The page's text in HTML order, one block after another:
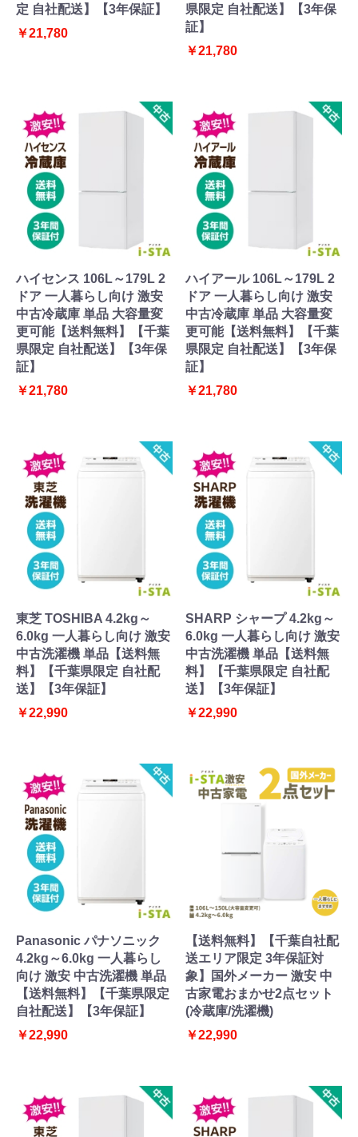
定 自社配送】【3年保証】
￥21,780
県限定 自社配送】【3年保
証】
￥21,780
ハイセンス 106L～179L 2
ドア 一人暮らし向け 激安
中古冷蔵庫 単品 大容量変
更可能【送料無料】【千葉
県限定 自社配送】【3年保
証】
￥21,780
ハイアール 106L～179L 2
ドア 一人暮らし向け 激安
中古冷蔵庫 単品 大容量変
更可能【送料無料】【千葉
県限定 自社配送】【3年保
証】
￥21,780
東芝 TOSHIBA 4.2kg～
6.0kg 一人暮らし向け 激安
中古洗濯機 単品【送料無
料】【千葉県限定 自社配
送】【3年保証】
￥22,990
SHARP シャープ 4.2kg～
6.0kg 一人暮らし向け 激安
中古洗濯機 単品【送料無
料】【千葉県限定 自社配
送】【3年保証】
￥22,990
Panasonic パナソニック
4.2kg～6.0kg 一人暮らし
向け 激安 中古洗濯機 単品
【送料無料】【千葉県限定
自社配送】【3年保証】
￥22,990
【送料無料】【千葉自社配
送エリア限定 3年保証対
象】国外メーカー 激安 中
古家電おまかせ2点セット
(冷蔵庫/洗濯機)
￥22,990